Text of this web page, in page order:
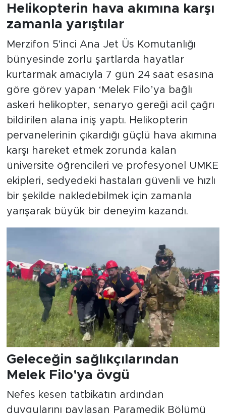
Helikopterin hava akımına karşı
zamanla yarıştılar
Merzifon 5'inci Ana Jet Üs Komutanlığı
bünyesinde zorlu şartlarda hayatlar
kurtarmak amacıyla 7 gün 24 saat esasına
göre görev yapan ‘Melek Filo’ya bağlı
askeri helikopter, senaryo gereği acil çağrı
bildirilen alana iniş yaptı. Helikopterin
pervanelerinin çıkardığı güçlü hava akımına
karşı hareket etmek zorunda kalan
üniversite öğrencileri ve profesyonel UMKE
ekipleri, sedyedeki hastaları güvenli ve hızlı
bir şekilde nakledebilmek için zamanla
yarışarak büyük bir deneyim kazandı.
Geleceğin sağlıkçılarından
Melek Filo'ya övgü
Nefes kesen tatbikatın ardından
duygularını paylaşan Paramedik Bölümü